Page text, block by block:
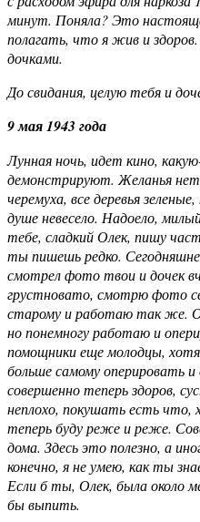
минут. Поняла? Это
полагать, что я жив и
дочками.
До свидания, целую тебя и
9 мая 1943 года
Лунная ночь, идет кино,
демонстрируют. Желанья
черемуха, все деревья
душе невесело. Надоело,
тебе, сладкий Олек, пишу
ты пишешь редко.
смотрел фото твои и дочек
грустновато, смотрю фото
старому и работаю так же.
но понемногу работаю и
помощники еще молодцы,
больше самому оперировать
совершенно теперь здоров,
неплохо, покушать есть что,
теперь буду реже и реже.
дома. Здесь это полезно, а
конечно, я не умею, как ты
Если б ты, Олек, была около
бы выпить.